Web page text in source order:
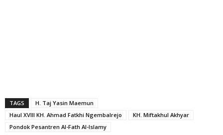
TAGS
H. Taj Yasin Maemun
Haul XVIII KH. Ahmad Fatkhi Ngembalrejo
KH. Miftakhul Akhyar
Pondok Pesantren Al-Fath Al-Islamy